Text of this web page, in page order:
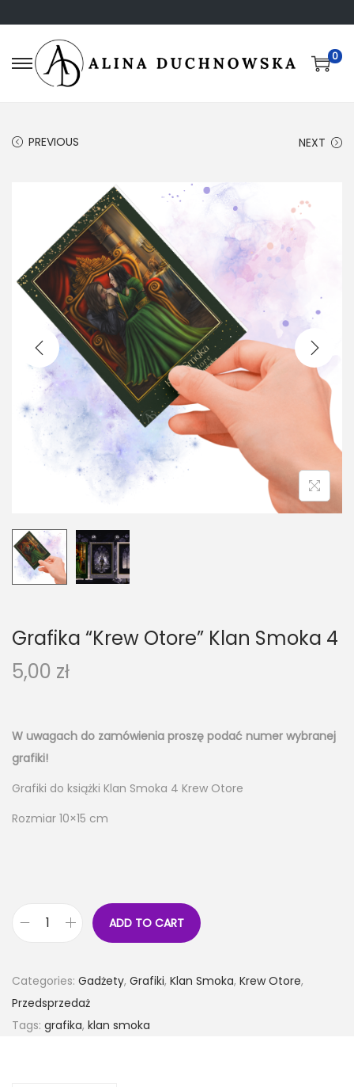
0
PREVIOUS NEXT
Grafika “Krew Otore” Klan Smoka 4
5,00 zł
W uwagach do zamówienia proszę podać numer wybranej
grafiki!
Grafiki do książki Klan Smoka 4 Krew Otore
Rozmiar 10×15 cm
ADD TO CART
Categories: Gadżety, Grafiki, Klan Smoka, Krew Otore,
Przedsprzedaż
Tags: grafika, klan smoka